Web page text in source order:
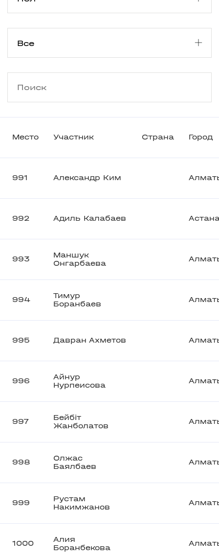
Место Участник Страна Город
991 Александр Ким
992 Адиль Калабаев
993
Маншук
Онгарбаева
994
Тимур
Боранбаев
995 Давран Ахметов
996
Айнур
Нурпеисова
997
Бейбіт
Жанболатов
998
Олжас
Баялбаев
999
Рустам
Накимжанов
1000
Алия
Боранбекова